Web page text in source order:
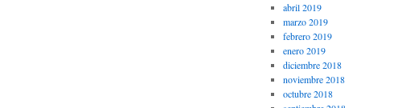
abril 2019
marzo 2019
febrero 2019
enero 2019
diciembre 2018
noviembre 2018
octubre 2018